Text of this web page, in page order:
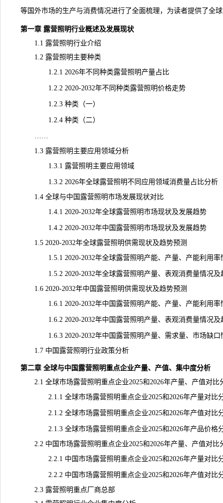
等国外市场的生产与消费情况进行了全面梳理，为读者提供了全
第一章 露营照明行业概述及发展现状
1.1 露营照明行业介绍
1.2 露营照明主要种类
1.2.1 2026年不同种类露营照明产量占比
1.2.2 2020-2032年不同种类露营照明价格走势
1.2.3 种类（一）
1.2.4 种类（二）
……
1.3 露营照明主要应用领域分析
1.3.1 露营照明主要应用领域
1.3.2 2026年全球露营照明不同应用领域消费量占比分析
1.4 全球与中国露营照明市场发展现状对比
1.4.1 2020-2032年全球露营照明市场现状及发展趋势
1.4.2 2020-2032年中国露营照明市场现状及发展趋势
1.5 2020-2032年全球露营照明供需现状及趋势预测
1.5.1 2020-2032年全球露营照明产能、产量、产能利用率
1.5.2 2020-2032年全球露营照明产量、表观消费量情况及
1.6 2020-2032年中国露营照明供需现状及趋势预测
1.6.1 2020-2032年中国露营照明产能、产量、产能利用率
1.6.2 2020-2032年中国露营照明产量、表观消费量情况及
1.6.3 2020-2032年中国露营照明产量、需求量、市场缺口
1.7 中国露营照明行业政策分析
第二章 全球与中国露营照明重点企业产量、产值、集中度分析
2.1 全球市场露营照明重点企业2025和2026年产量、产值对比
2.1.1 全球市场露营照明重点企业2025和2026年产量对比
2.1.2 全球市场露营照明重点企业2025和2026年产值对比
2.1.3 全球市场露营照明重点企业2025和2026年产品价格
2.2 中国市场露营照明重点企业2025和2026年产量、产值对比
2.2.1 中国市场露营照明重点企业2025和2026年产量对比
2.2.2 中国市场露营照明重点企业2025和2026年产值对比
2.3 露营照明重点厂商总部